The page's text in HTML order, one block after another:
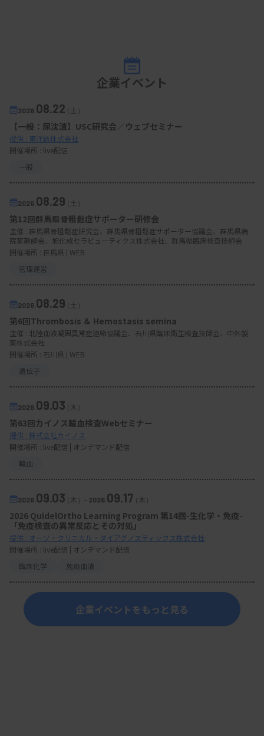
企業イベント
2026. 08.22（土）
【一般：尿沈渣】USC研究会／ウェブセミナー
提供 : 東洋紡株式会社
開催場所 : live配信
一般
2026. 08.29（土）
第12回群馬県骨粗鬆症サポーター研修会
主催 : 群馬県骨粗鬆症研究会、群馬県骨粗鬆症サポーター協議会、群馬県病
院薬剤師会、旭化成セラピューティクス株式会社、群馬県臨床検査技師会
開催場所 : 群馬県 | WEB
管理運営
2026. 08.29（土）
第6回Thrombosis ＆ Hemostasis semina
主催 : 北陸血液凝固異常症連絡協議会、石川県臨床衛生検査技師会、中外製
薬株式会社
開催場所 : 石川県 | WEB
遺伝子
2026. 09.03（木）
第63回カイノス輸血検査Webセミナー
提供 : 株式会社カイノス
開催場所 : live配信 | オンデマンド配信
輸血
2026. 09.03（木） - 2026. 09.17（木）
2026 QuidelOrtho Learning Program 第14回-生化学・免疫-
「免疫検査の異常反応とその対処」
提供 : オーソ・クリニカル・ダイアグノスティックス株式会社
開催場所 : live配信 | オンデマンド配信
臨床化学
免疫血清
企業イベントをもっと見る